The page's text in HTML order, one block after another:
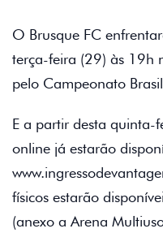
O Brusque FC
terça-feira (29) às 19h
pelo Campeonato
E a partir desta quinta-
online já estarão
físicos estarão
(anexo a Arena